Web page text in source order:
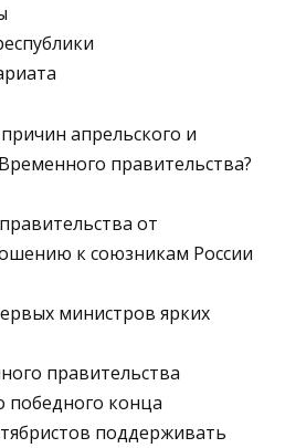
апрельского и
правительства?
от
к союзникам России
министров ярких
правительства
победного конца
поддерживать